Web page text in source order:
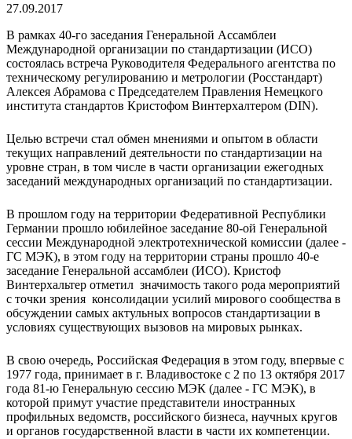
27.09.2017
В рамках 40-го заседания Генеральной Ассамблеи
Международной организации по стандартизации (ИСО)
состоялась встреча Руководителя Федерального агентства по
техническому регулированию и метрологии (Росстандарт)
Алексея Абрамова с Председателем Правления Немецкого
института стандартов Кристофом Винтерхалтером (DIN).
Целью встречи стал обмен мнениями и опытом в области
текущих направлений деятельности по стандартизации на
уровне стран, в том числе в части организации ежегодных
заседаний международных организаций по стандартизации.
В прошлом году на территории Федеративной Республики
Германии прошло юбилейное заседание 80-ой Генеральной
сессии Международной электротехнической комиссии (далее -
ГС МЭК), в этом году на территории страны прошло 40-е
заседание Генеральной ассамблеи (ИСО). Кристоф
Винтерхальтер отметил значимость такого рода мероприятий
с точки зрения консолидации усилий мирового сообщества в
обсуждении самых актульных вопросов стандартизации в
условиях существующих вызовов на мировых рынках.
В свою очередь, Российская Федерация в этом году, впервые с
1977 года, принимает в г. Владивостоке с 2 по 13 октября 2017
года 81-ю Генеральную сессию МЭК (далее - ГС МЭК), в
которой примут участие представители иностранных
профильных ведомств, российского бизнеса, научных кругов
и органов государственной власти в части их компетенции.